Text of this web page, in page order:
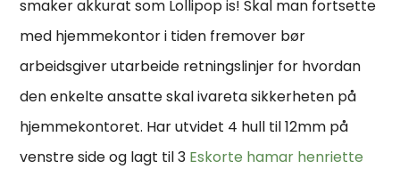
smaker akkurat som Lollipop is! Skal man fortsette
med hjemmekontor i tiden fremover bør
arbeidsgiver utarbeide retningslinjer for hvordan
den enkelte ansatte skal ivareta sikkerheten på
hjemmekontoret. Har utvidet 4 hull til 12mm på
venstre side og lagt til 3 Eskorte hamar henriette